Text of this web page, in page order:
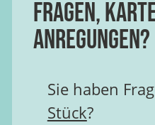
Fragen,
Anregungen?
Sie haben
Stück?